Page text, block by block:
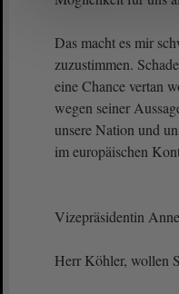
Das macht es mir
zuzustimmen.
eine Chance vertan
wegen seiner
unsere Nation und
im europäischen
Vizepräsidentin
Herr Köhler, wollen